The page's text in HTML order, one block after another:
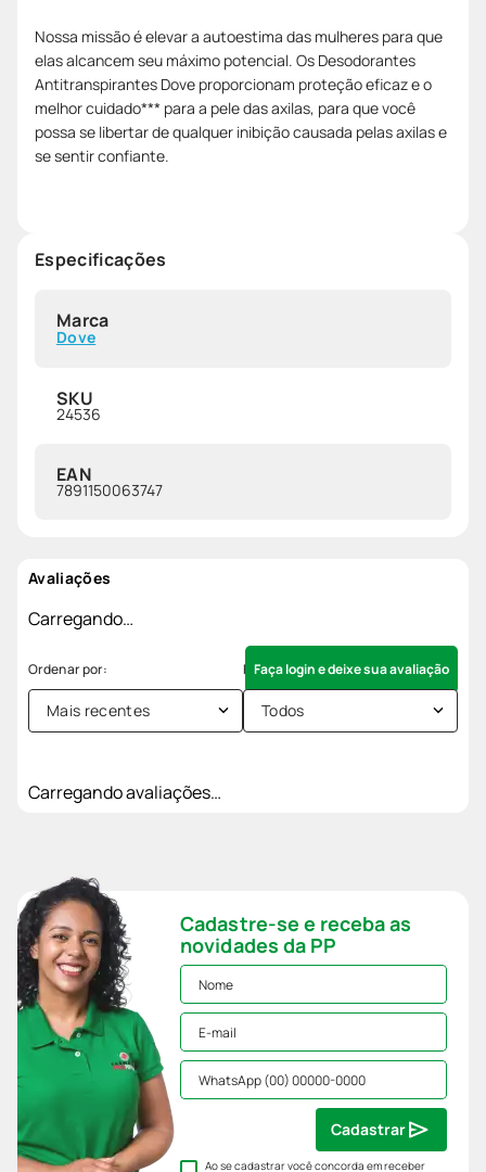
Nossa missão é elevar a autoestima das mulheres para que
elas alcancem seu máximo potencial. Os Desodorantes
Antitranspirantes Dove proporcionam proteção eficaz e o
melhor cuidado*** para a pele das axilas, para que você
possa se libertar de qualquer inibição causada pelas axilas e
se sentir confiante.
Especificações
Marca
Dove
SKU
24536
EAN
7891150063747
Avaliações
Carregando…
Faça login e deixe sua avaliação
Mais recentes Todos
Carregando avaliações…
Cadastre-se e receba as
novidades da PP
Ao se cadastrar você concorda em receber
Cadastrar